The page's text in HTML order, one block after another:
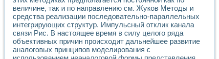
Измерительный контроль с применением
Моделирование надежности и эффективности систем
Лабораторные практикумы и учебные стенды
Автоматизация лабораторного стенда по измерению
Автоматизированные лабораторные комплексы для
Виртуальный прибор для исследования нелинейных
величине, так и по направлению см. Жуков Методы и
средства реализации последовательно-параллельных
интегрирующих структур. Импульсный отклик канала
связи Рис. В настоящее время в силу целого ряда
объективных причин происходит дальнейшее развитие
аналоговых принципов моделирования с